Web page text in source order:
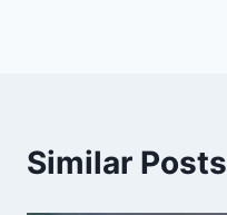
Similar Posts